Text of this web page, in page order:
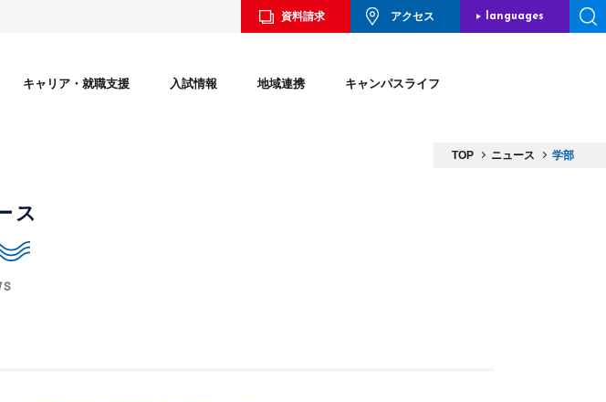
資料請求 アクセス languages
キャリア・就職支援 入試情報 地域連携 キャンパスライフ
TOP ニュース 学部
ス